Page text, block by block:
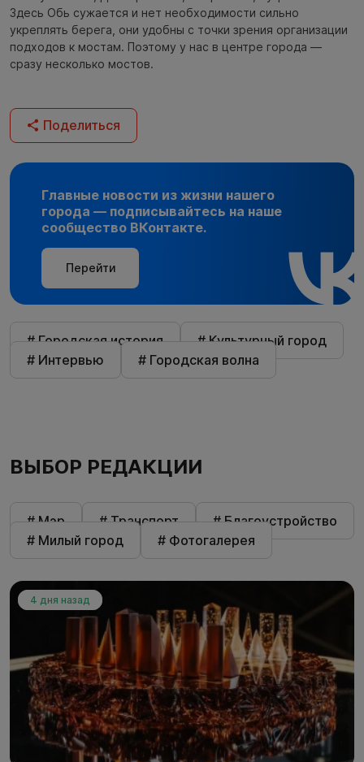
Здесь Обь сужается и нет необходимости сильно
укреплять берега, они удобны с точки зрения организации
подходов к мостам. Поэтому у нас в центре города —
сразу несколько мостов.
Поделиться
Главные новости из жизни нашего
города — подписывайтесь на наше
сообщество ВКонтакте.
Перейти
# Городская история
# Культурный город
# Интервью
# Городская волна
ВЫБОР РЕДАКЦИИ
# Мэр # Транспорт
# Благоустройство
# Милый город
# Фотогалерея
4 дня назад